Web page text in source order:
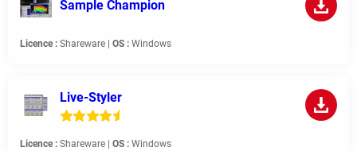
Sample Champion
Licence : Shareware | OS : Windows
Live-Styler
Licence : Shareware | OS : Windows